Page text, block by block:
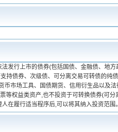
发行上市的债券(包括国债、金融债、地
持债券、次级债、可分离交易可转债的纯
市场工具、国债期货、信用衍生品以及
权益类资产,也不投资于可转换债券(可分
在履行适当程序后,可以将其纳入投资范围。